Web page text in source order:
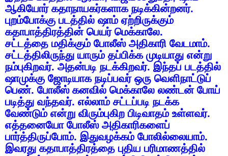
ஆகியோர் கதாநாயகர்களாக நடிக்கின்றனர்.
புறம்போக்கு படத்தில் ஷாம் ஏற்றிருக்கும்
கதாபாத்திரத்தின் பெயர் மெக்காலே.
சட்டத்தை மதிக்கும் போலீஸ் அதிகாரி வேடமாம்.
சட்டத்திலிருந்து யாரும் தப்பிக்க முடியாது என்று
நம்புகிறவர். அதன்படி நடக்கிறவர். இந்தப் படத்தில்
ஷாமுக்கு ஜோடியாக நடிப்பவர் ஒரு வெளிநாட்டுப்
பெண். போலீஸ் கனவில் மெக்காலே லண்டன் போய்
படித்து வந்தவர். எல்லாம் சட்டப்படி நடக்க
வேண்டும் என்று விரும்புகிற பிடிவாதம் உள்ளவர்.
எத்தனையோ போலீஸ் அதிகாரிகளைப்
பார்த்திருப்போம். இதுவழக்கம் போலில்லையாம்.
இவரது கதாபாத்திரத்தை புதிய பரிமாணத்தில்